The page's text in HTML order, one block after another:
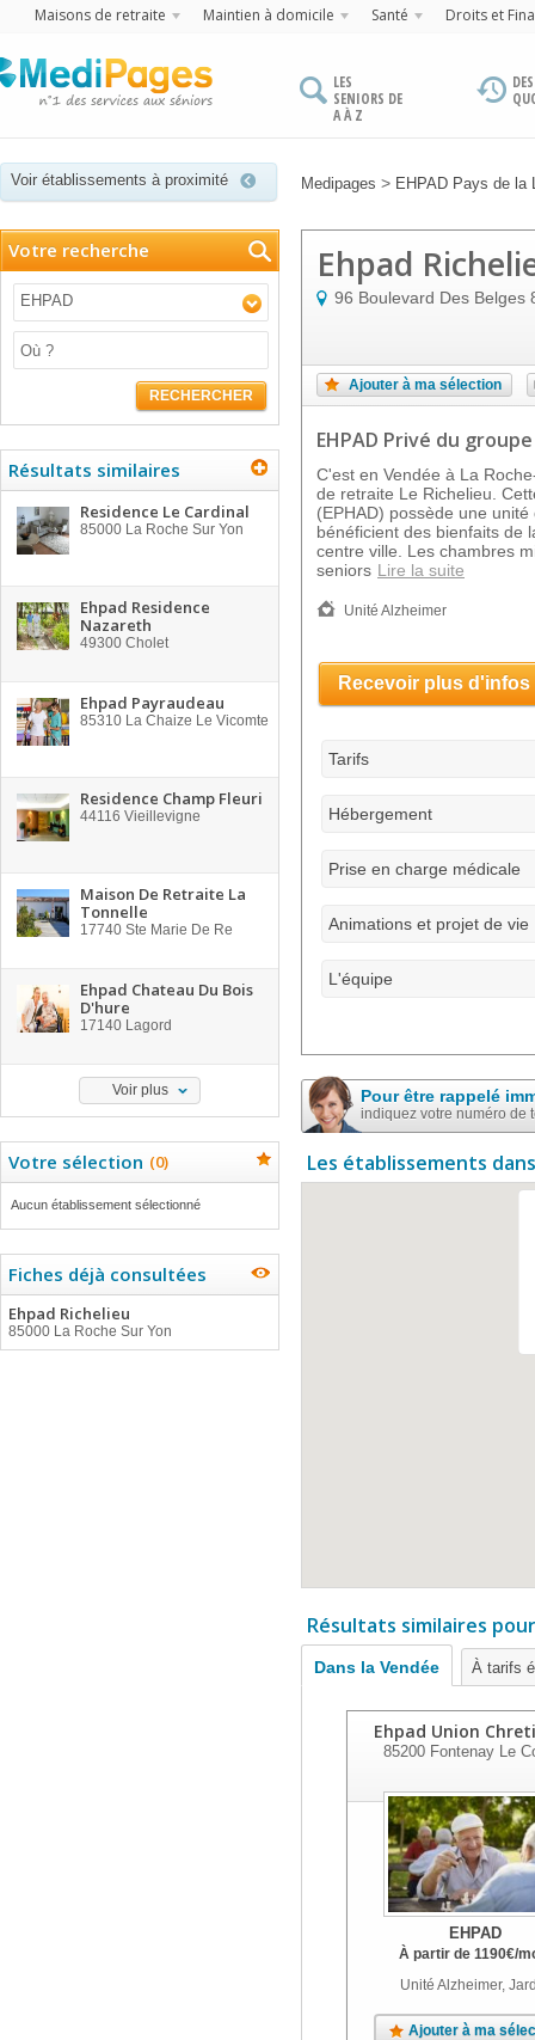
Maisons de retraite Maintien à domicile Santé Droits et
LES
SENIORS DE
A À Z
Voir établissements à proximité Medipages > EHPAD Pays de la
Votre recherche
EHPAD
RECHERCHER
Résultats similaires
Residence Le Cardinal
85000 La Roche Sur Yon
Ehpad Residence
Nazareth
49300 Cholet
Ehpad Payraudeau
85310 La Chaize Le Vicomte
Residence Champ Fleuri
44116 Vieillevigne
Maison De Retraite La
Tonnelle
17740 Ste Marie De Re
Ehpad Chateau Du Bois
D'hure
17140 Lagord
Voir plus
Votre sélection (0)
Aucun établissement sélectionné
Fiches déjà consultées
Ehpad Richelieu
85000 La Roche Sur Yon
Ehpad
96 Boulevard Des Belges
Ajouter à ma sélection
EHPAD Privé du groupe
C'est en Vendée à La
de retraite Le Richelieu.
(EPHAD) possède une
bénéficient des bienfaits de
centre ville. Les chambres
seniors Lire la suite
Unité Alzheimer
Recevoir plus d'infos
Tarifs
Hébergement
Prise en charge médicale
Animations et projet de vie
L'équipe
Pour être rappelé
indiquez votre numéro de
Les établissements
Résultats similaires
Dans la Vendée À tarifs
Ehpad Union
85200 Fontenay Le
EHPAD
À partir de 1190€/
Unité Alzheimer,
Ajouter à ma